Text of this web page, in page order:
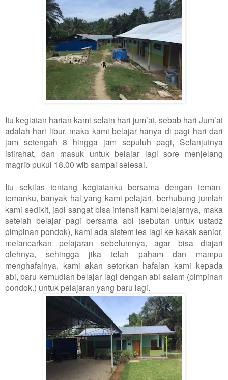
Itu kegiatan harian kami selain hari jum’at, sebab hari Jum’at
adalah hari libur, maka kami belajar hanya di pagi hari dari
jam setengah 8 hingga jam sepuluh pagi, Selanjutnya
istirahat, dan masuk untuk belajar lagi sore menjelang
magrib pukul 18.00 wib sampai selesai.
Itu sekilas tentang kegiatanku bersama dengan teman-
temanku, banyak hal yang kami pelajari, berhubung jumlah
kami sedikit, jadi sangat bisa intensif kami belajarnya, maka
setelah belajar pagi bersama abi (sebutan untuk ustadz
pimpinan pondok), kami ada sistem les lagi ke kakak senior,
melancarkan pelajaran sebelumnya, agar bisa diajari
olehnya, sehingga jika telah paham dan mampu
menghafalnya, kami akan setorkan hafalan kami kepada
abi, baru kemudian belajar lagi dengan abi salam (pimpinan
pondok.) untuk pelajaran yang baru lagi.